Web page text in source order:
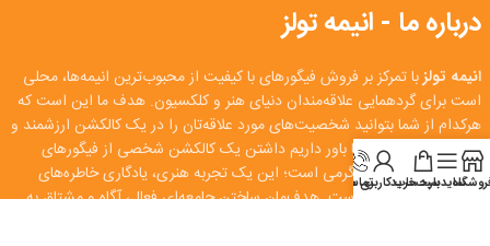
درباره ما - انیمه تولز
انیمه تولزبا تمرکز بر فروش فیگورهای با کیفیت از محبوب‌ترین انیمه‌ها، محلی
است برای گردهمایی علاقه‌مندان دنیای هنر و کلکسیون. هدف ما این است که
هرکدام از شما بتوانید شخصیت‌های مورد علاقه‌تان را در یک کالکشن ارزشمند و
اصیل دریافت کنید. ما باور داریم داشتن یک کالکشن شخصی از فیگورهای
انیمه، بیش از یک سرگرمی است؛ این یک تجربه هنری، یادگاری خاطره‌های
تلویزیونی و فرهنگی است. هدف‌مان ساختن جامعه‌ای فعال، آگاه و مشتاق به
سایدبارسبد خرید
حساب کاربری من
تماس